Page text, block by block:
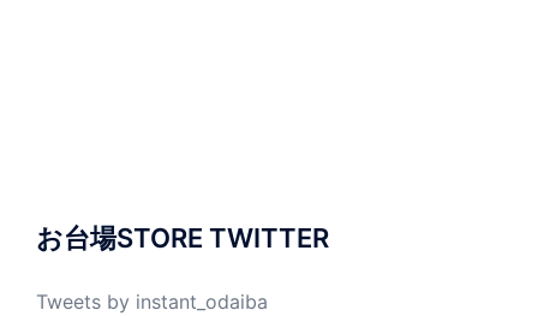
お台場STORE TWITTER
Tweets by instant_odaiba